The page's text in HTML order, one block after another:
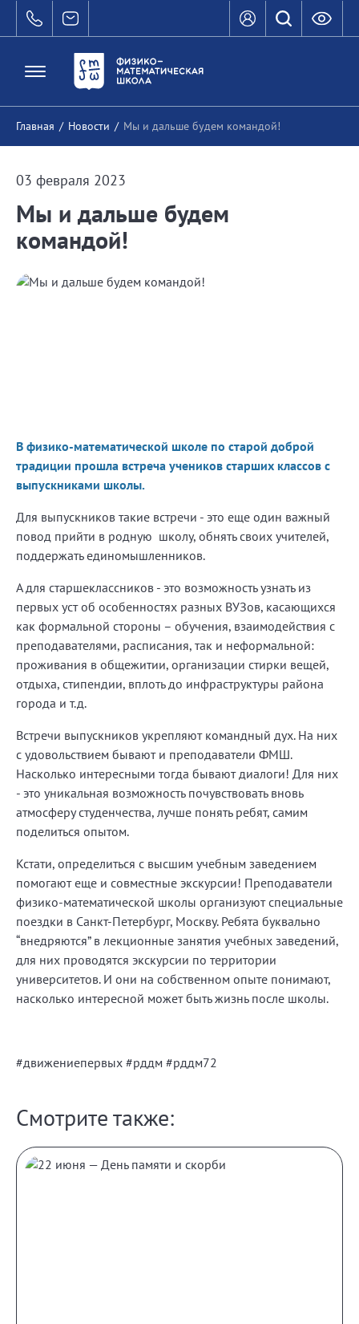
Главная / Новости / Мы и дальше будем командой!
03 февраля 2023
Мы и дальше будем
командой!
В физико-математической школе по старой доброй
традиции прошла встреча учеников старших классов с
выпускниками школы.
Для выпускников такие встречи - это еще один важный
повод прийти в родную школу, обнять своих учителей,
поддержать единомышленников.
А для старшеклассников - это возможность узнать из
первых уст об особенностях разных ВУЗов, касающихся
как формальной стороны – обучения, взаимодействия с
преподавателями, расписания, так и неформальной:
проживания в общежитии, организации стирки вещей,
отдыха, стипендии, вплоть до инфраструктуры района
города и т.д.
Встречи выпускников укрепляют командный дух. На них
с удовольствием бывают и преподаватели ФМШ.
Насколько интересными тогда бывают диалоги! Для них
- это уникальная возможность почувствовать вновь
атмосферу студенчества, лучше понять ребят, самим
поделиться опытом.
Кстати, определиться с высшим учебным заведением
помогают еще и совместные экскурсии! Преподаватели
физико-математической школы организуют специальные
поездки в Санкт-Петербург, Москву. Ребята буквально
“внедряются” в лекционные занятия учебных заведений,
для них проводятся экскурсии по территории
университетов. И они на собственном опыте понимают,
насколько интересной может быть жизнь после школы.
#движениепервых #рддм #рддм72
Смотрите также: